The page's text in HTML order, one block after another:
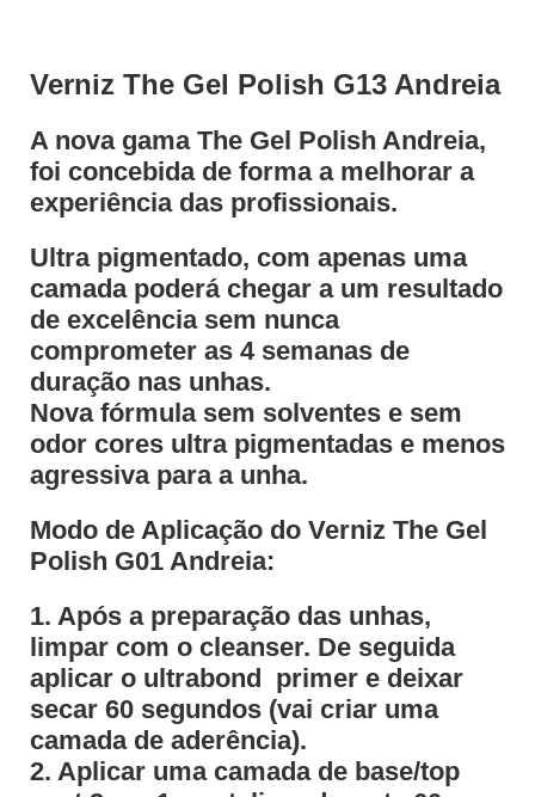
Verniz The Gel Polish G13 Andreia
A nova gama The Gel Polish Andreia,
foi concebida de forma a melhorar a
experiência das profissionais.
Ultra pigmentado, com apenas uma
camada poderá chegar a um resultado
de excelência sem nunca
comprometer as 4 semanas de
duração nas unhas.
Nova fórmula sem solventes e sem
odor cores ultra pigmentadas e menos
agressiva para a unha.
Modo de Aplicação do Verniz The Gel
Polish G01 Andreia:
1. Após a preparação das unhas,
limpar com o cleanser. De seguida
aplicar o ultrabond  primer e deixar
secar 60 segundos (vai criar uma
camada de aderência).
2. Aplicar uma camada de base/top